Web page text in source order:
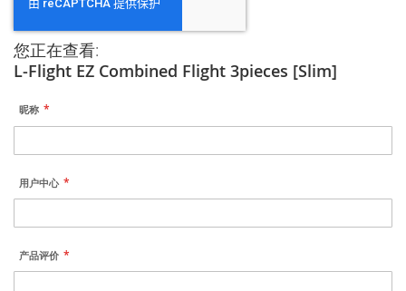
您正在查看:
L-Flight EZ Combined Flight 3pieces [Slim]
昵称
用户中心
产品评价